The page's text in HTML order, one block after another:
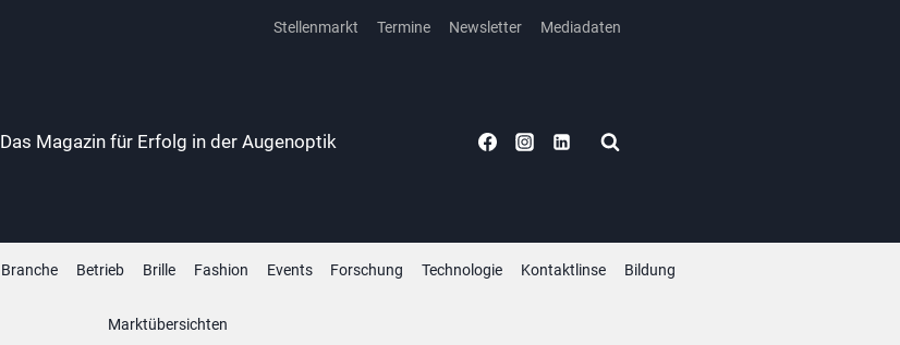
Stellenmarkt Termine Newsletter Mediadaten
Das Magazin für Erfolg in der Augenoptik
Branche Betrieb Brille Fashion Events Forschung Technologie Kontaktlinse Bildung
Marktübersichten